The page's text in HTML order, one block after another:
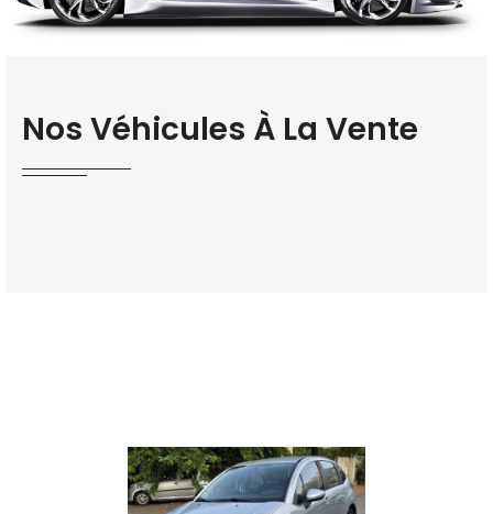
Nos Véhicules À La Vente